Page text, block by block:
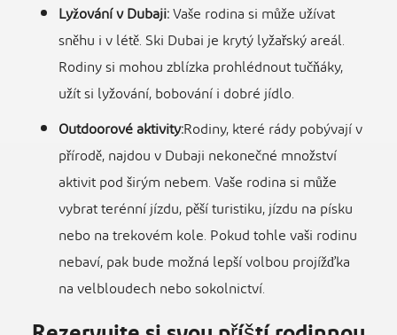
Lyžování v Dubaji:Vaše rodina si může užívat
sněhu i v létě. Ski Dubai je krytý lyžařský areál.
Rodiny si mohou zblízka prohlédnout tučňáky,
užít si lyžování, bobování i dobré jídlo.
Outdoorové aktivity:Rodiny, které rády pobývají v
přírodě, najdou v Dubaji nekonečné množství
aktivit pod širým nebem. Vaše rodina si může
vybrat terénní jízdu, pěší turistiku, jízdu na písku
nebo na trekovém kole. Pokud tohle vaši rodinu
nebaví, pak bude možná lepší volbou projížďka
na velbloudech nebo sokolnictví.